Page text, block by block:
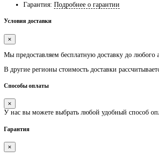
Гарантия: Подробнее о гарантии
Условия доставки
×
Мы предоставляем бесплатную доставку до любого
В другие регионы стоимость доставки
Способы оплаты
×
У нас вы можете выбрать любой удобный способ
Гарантия
×